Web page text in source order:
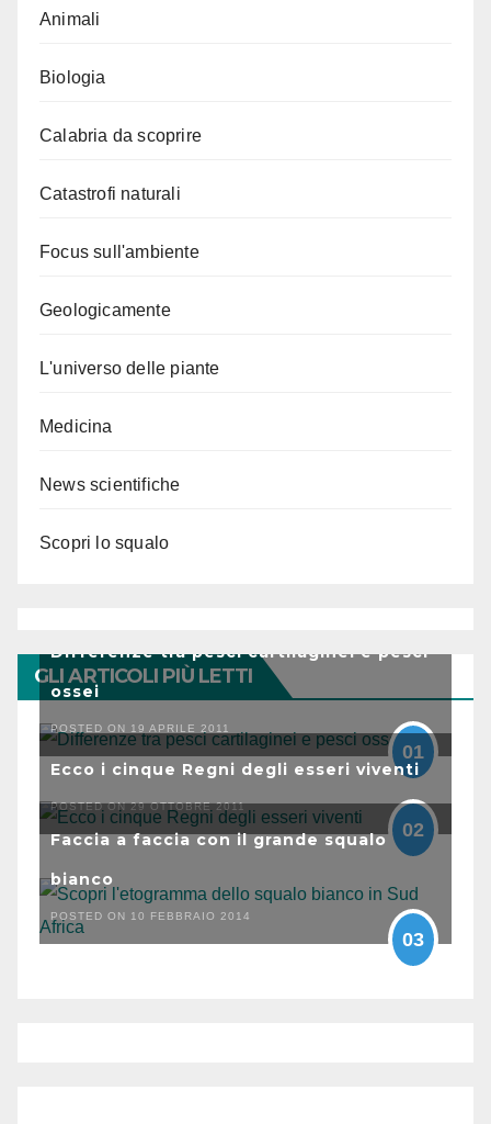
Animali
Biologia
Calabria da scoprire
Catastrofi naturali
Focus sull'ambiente
Geologicamente
L'universo delle piante
Medicina
News scientifiche
Scopri lo squalo
GLI ARTICOLI PIÙ LETTI
Differenze tra pesci cartilaginei e pesci
ossei
POSTED ON 19 APRILE 2011
01
Ecco i cinque Regni degli esseri viventi
POSTED ON 29 OTTOBRE 2011
02
Faccia a faccia con il grande squalo
bianco
POSTED ON 10 FEBBRAIO 2014
03